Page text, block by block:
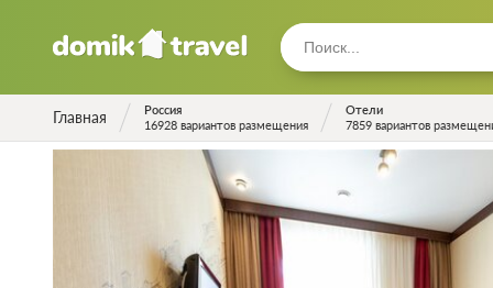
Главная
Россия
16928 вариантов размещения
Отели
7859 вариантов